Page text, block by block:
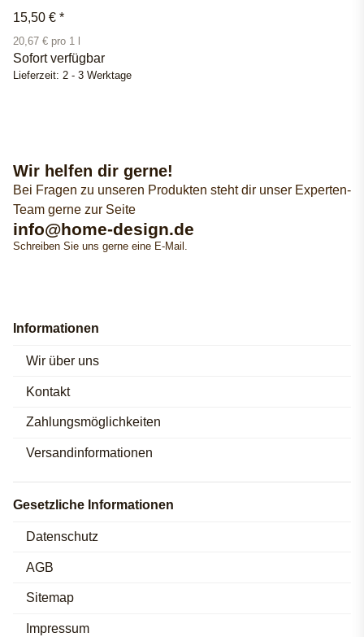
15,50 € *
20,67 € pro 1 l
Sofort verfügbar
Lieferzeit: 2 - 3 Werktage
Wir helfen dir gerne!
Bei Fragen zu unseren Produkten steht dir unser Experten-
Team gerne zur Seite
info@home-design.de
Schreiben Sie uns gerne eine E-Mail.
Informationen
Wir über uns
Kontakt
Zahlungsmöglichkeiten
Versandinformationen
Gesetzliche Informationen
Datenschutz
AGB
Sitemap
Impressum